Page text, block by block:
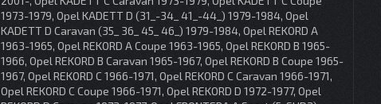
1973-1979, Opel KADETT D (31_-34_ 41_-44_) 1979-1984, Opel
KADETT D Caravan (35_ 36_ 45_ 46_) 1979-1984, Opel REKORD A
1963-1965, Opel REKORD A Coupe 1963-1965, Opel REKORD B 1965-
1966, Opel REKORD B Caravan 1965-1967, Opel REKORD B Coupe 1965-
1967, Opel REKORD C 1966-1971, Opel REKORD C Caravan 1966-1971,
Opel REKORD C Coupe 1966-1971, Opel REKORD D 1972-1977, Opel